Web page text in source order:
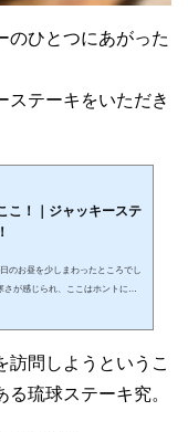
のひとつにあがった
ステーキをいただき
こ！｜ジャッキーステ
のお昼を少しまわったところでし
が感じられ、ここはホントに沖
ッキーステーキハウスです。Yout
いざ...
訪問しようというこ
琉球ステーキ究。